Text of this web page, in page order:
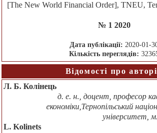
[The New World Financial Order], TNEU,
№ 1 2020
Дата публікації: 2020-01-
Кількість переглядів:
Відомості про
Л. Б. Колінець
д. е. н., доцент, професор
економіки,Тернопільський
університет,
L. Kolinets